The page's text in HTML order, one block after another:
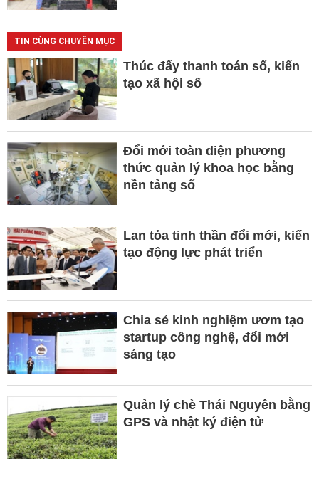
TIN CÙNG CHUYÊN MỤC
Thúc đẩy thanh toán số, kiến
tạo xã hội số
Đổi mới toàn diện phương
thức quản lý khoa học bằng
nền tảng số
Lan tỏa tinh thần đổi mới, kiến
tạo động lực phát triển
Chia sẻ kinh nghiệm ươm tạo
startup công nghệ, đổi mới
sáng tạo
Quản lý chè Thái Nguyên bằng
GPS và nhật ký điện tử